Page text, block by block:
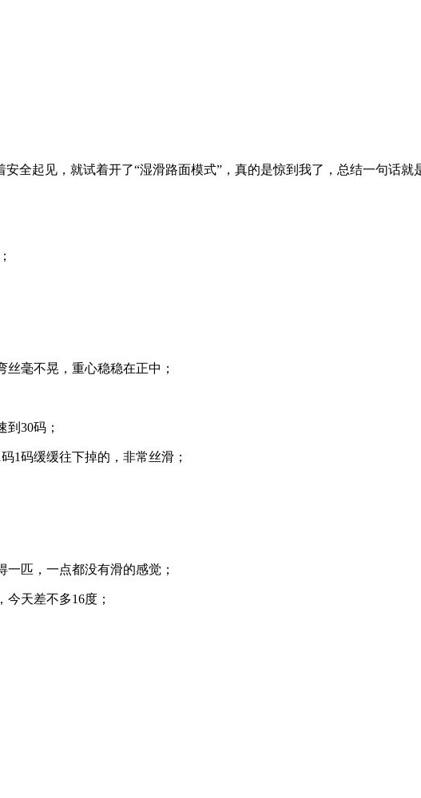
全起见，就试着开了“湿滑路面模式”，真的是惊到我了，总结一句话就
毫不晃，重心稳稳在正中；
30码；
1码缓缓往下掉的，非常丝滑；
匹，一点都没有滑的感觉；
天差不多16度；